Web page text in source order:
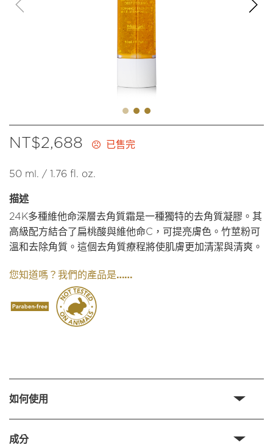
NT$2,688 已售完
50 ml. / 1.76 fl. oz.
描述
24K多種維他命深層去角質霜是一種獨特的去角質凝膠。其
高級配方結合了扁桃酸與維他命C，可提亮膚色。竹莖粉可
溫和去除角質。這個去角質療程將使肌膚更加清潔與清爽。
您知道嗎？ 我們的產品是……
如何使用
成分